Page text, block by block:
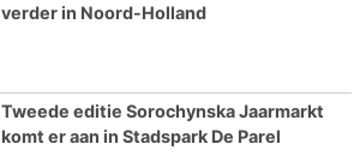
verder in Noord-Holland
Tweede editie Sorochynska Jaarmarkt
komt er aan in Stadspark De Parel